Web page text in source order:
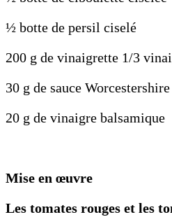
½ botte de persil ciselé
200 g de vinaigrette 1/3
30 g de sauce Worcestershire
20 g de vinaigre balsamique
Mise en œuvre
Les tomates rouges et les